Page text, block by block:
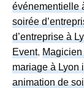
événementielle
soirée
d’entreprise à
Event,Magicien
mariage à Lyon
animation de